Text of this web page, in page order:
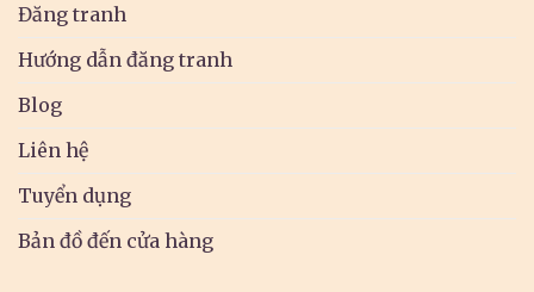
Đăng tranh
Hướng dẫn đăng tranh
Blog
Liên hệ
Tuyển dụng
Bản đồ đến cửa hàng